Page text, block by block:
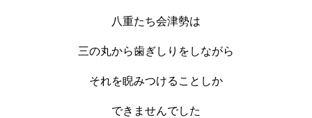
八重たち会津勢は
三の丸から歯ぎしりをしながら
それを睨みつけることしか
できませんでした